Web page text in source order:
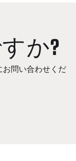
か?
お問い合わせくだ